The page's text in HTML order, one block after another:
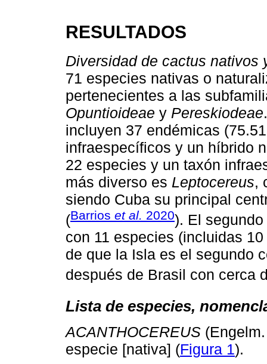
RESULTADOS
Diversidad de cactus nativos
71 especies nativas o
pertenecientes a las
Opuntioideae y Pereskiodeae
incluyen 37 endémicas
infraespecíficos y un híbrido
22 especies y un taxón
más diverso es Leptocereus,
siendo Cuba su principal
(Barrios et al. 2020). El
con 11 especies (incluidas
de que la Isla es el segundo
después de Brasil con cerca
Lista de especies,
ACANTHOCEREUS
especie [nativa] (Figura 1).